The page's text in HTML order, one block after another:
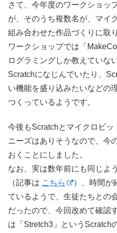
さて、今年度のワークショッ
が、そのうち複数名が、マイ
組み合わせた作品づくりに取
ワークショップでは「
ログラミングしか教えていな
Scratchになじんでいたり、
い機能を盛り込みたいなどの
つくっているようです。
今後もScratchとマイクロビッ
ニーズはありそうなので、今
おくことにしました。
なお、実は数年前にも同じよ
（記事は こちら
）、時間が
ているようで、生徒たちとの
だったので、今回改めて確認
は「Stretch3」というScratch